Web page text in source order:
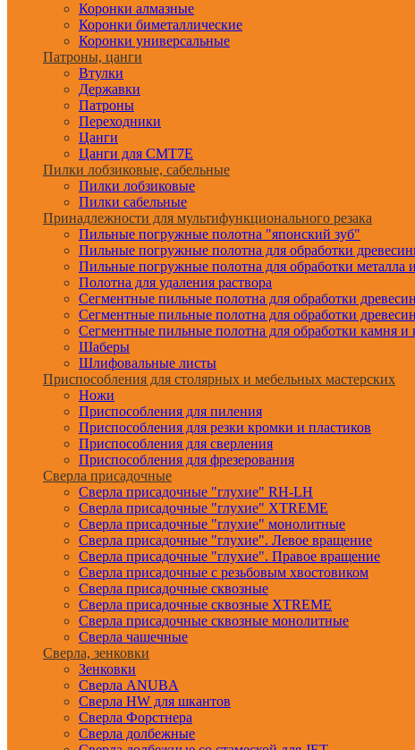
Коронки алмазные
Коронки биметаллические
Коронки универсальные
Патроны, цанги
Втулки
Державки
Патроны
Переходники
Цанги
Цанги для CMT7E
Пилки лобзиковые, сабельные
Пилки лобзиковые
Пилки сабельные
Принадлежности для мультифункционального резака
Пильные погружные полотна "японский зуб"
Пильные погружные полотна для обработки
Пильные погружные полотна для обработки металла
Полотна для удаления раствора
Сегментные пильные полотна для обработки
Сегментные пильные полотна для обработки
Сегментные пильные полотна для обработки камня и
Шаберы
Шлифовальные листы
Приспособления для столярных и мебельных мастерских
Ножи
Приспособления для пиления
Приспособления для резки кромки и пластиков
Приспособления для сверления
Приспособления для фрезерования
Сверла присадочные
Сверла присадочные "глухие" RH-LH
Сверла присадочные "глухие" XTREME
Сверла присадочные "глухие" монолитные
Сверла присадочные "глухие". Левое вращение
Сверла присадочные "глухие". Правое вращение
Сверла присадочные с резьбовым хвостовиком
Сверла присадочные сквозные
Сверла присадочные сквозные XTREME
Сверла присадочные сквозные монолитные
Сверла чашечные
Сверла, зенковки
Зенковки
Сверла ANUBA
Сверла HW для шкантов
Сверла Форстнера
Сверла долбежные